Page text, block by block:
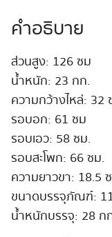
#Mimi
ชิ้น
คำอธิบาย
ส่วนสูง: 126 ซม
น้ำหนัก: 23 กก.
ความกว้างไหล่: 32
รอบอก: 61 ซม
รอบเอว: 58 ซม.
รอบสะโพก: 66 ซม.
ความยาวขา: 18.5
ขนาดบรรจุภัณฑ์:
น้ำหนักบรรจุ: 28 ก